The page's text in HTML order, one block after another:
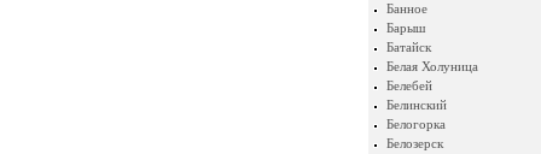
Банное
Барыш
Батайск
Белая Холуница
Белебей
Белинский
Белогорка
Белозерск